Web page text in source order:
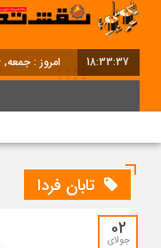
18:33:38 امروز : جمعه, ۱۶ مرداد , ۱۴۰۵
تابان فردا
02
جولای